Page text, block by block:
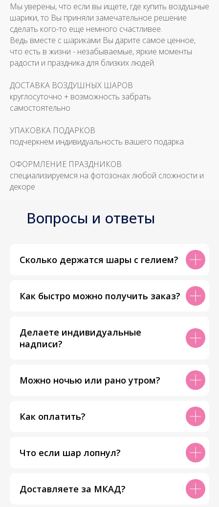
Мы уверены, что если вы ищете, где купить воздушные
шарики, то Вы приняли замечательное решение
сделать кого-то еще немного счастливее.
Ведь вместе с шариками Вы дарите самое ценное,
что есть в жизни - незабываемые, яркие моменты
радости и праздника для близких людей.
ДОСТАВКА ВОЗДУШНЫХ ШАРОВ
круглосуточно + возможность забрать
самостоятельно
УПАКОВКА ПОДАРКОВ
подчеркнем индивидуальность вашего подарка
ОФОРМЛЕНИЕ ПРАЗДНИКОВ
специализируемся на фотозонах любой сложности и
декоре
Вопросы и ответы
Сколько держатся шары с гелием?
Как быстро можно получить заказ?
Делаете индивидуальные
надписи?
Можно ночью или рано утром?
Как оплатить?
Что если шар лопнул?
Доставляете за МКАД?